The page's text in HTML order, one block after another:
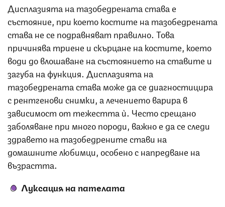
Дисплазията на тазобедрената става е
състояние, при което костите на тазобедрената
става не се подравняват правилно. Това
причинява триене и скърцане на костите, което
води до влошаване на състоянието на ставите и
загуба на функция. Дисплазията на
тазобедрената става може да се диагностицира
с рентгенови снимки, а лечението варира в
зависимост от тежестта ѝ. Често срещано
заболяване при много породи, важно е да се следи
здравето на тазобедрените стави на
домашните любимци, особено с напредване на
възрастта.
Луксация на пателата